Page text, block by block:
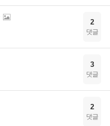
2
댓글
3
댓글
2
댓글